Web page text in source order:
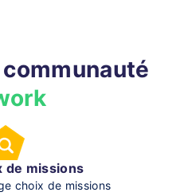
de missions
choix de missions